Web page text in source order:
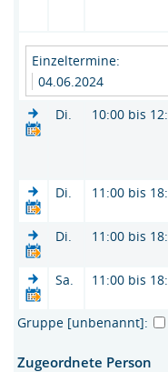
Einzeltermine:
04.06.2024
Di.
10:00 bis
Di. 11:00 bis
Di. 11:00 bis
Sa. 11:00 bis
Gruppe [unbenannt]:
Zugeordnete Person